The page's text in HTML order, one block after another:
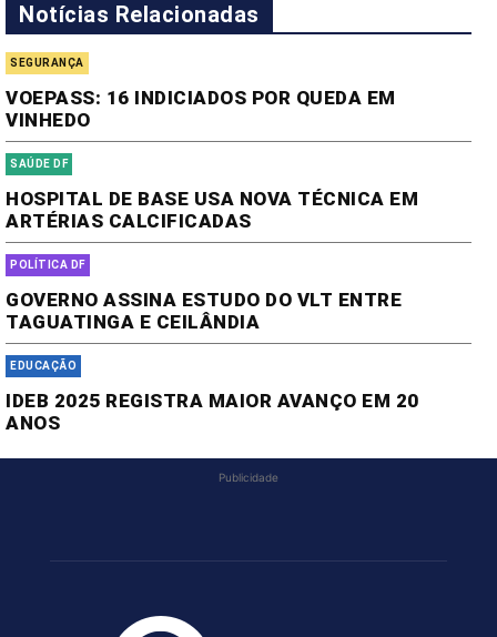
Notícias Relacionadas
SEGURANÇA
VOEPASS: 16 INDICIADOS POR QUEDA EM
VINHEDO
SAÚDE DF
HOSPITAL DE BASE USA NOVA TÉCNICA EM
ARTÉRIAS CALCIFICADAS
POLÍTICA DF
GOVERNO ASSINA ESTUDO DO VLT ENTRE
TAGUATINGA E CEILÂNDIA
EDUCAÇÃO
IDEB 2025 REGISTRA MAIOR AVANÇO EM 20
ANOS
Publicidade